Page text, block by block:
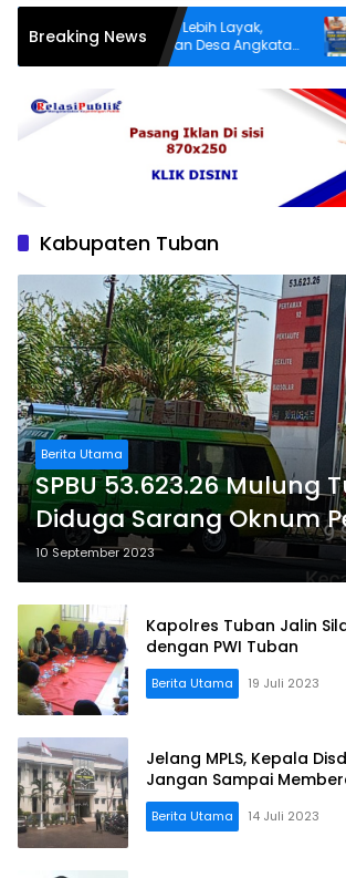
Breaking News
yang Lebih Layak,
Patereman Desa Angkatan
Perbaiki Jalan Rusak
Bentuk
Sukarela
Kabupaten Tuban
Berita Utama
SPBU 53.623.26 Mulung
Diduga Sarang Oknum
BBM Subsidi
10 September 2023
Kapolres Tuban Jalin
dengan PWI Tuban
Berita Utama 19 Juli 2023
Jelang MPLS, Kepala
Jangan Sampai
Berita Utama 14 Juli 2023